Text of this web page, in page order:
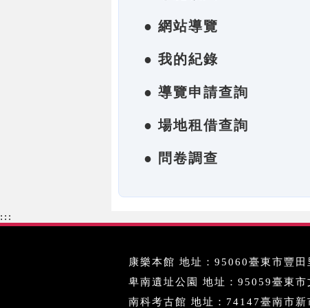
● 網站導覽
● 我的紀錄
● 導覽申請查詢
● 場地租借查詢
● 問卷調查
:::
康樂本館 地址：95060臺東市豐
卑南遺址公園 地址：95059臺東
南科考古館 地址：74147臺南市